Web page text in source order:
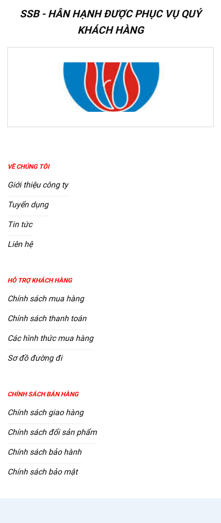
SSB - HÂN HẠNH ĐƯỢC PHỤC VỤ QUÝ
KHÁCH HÀNG
VỀ CHÚNG TÔI
Giới thiệu công ty
Tuyển dụng
Tin tức
Liên hệ
HỖ TRỢ KHÁCH HÀNG
Chính sách mua hàng
Chính sách thanh toán
Các hình thức mua hàng
Sơ đồ đường đi
CHÍNH SÁCH BÁN HÀNG
Chính sách giao hàng
Chính sách đổi sản phẩm
Chính sách bảo hành
Chính sách bảo mật